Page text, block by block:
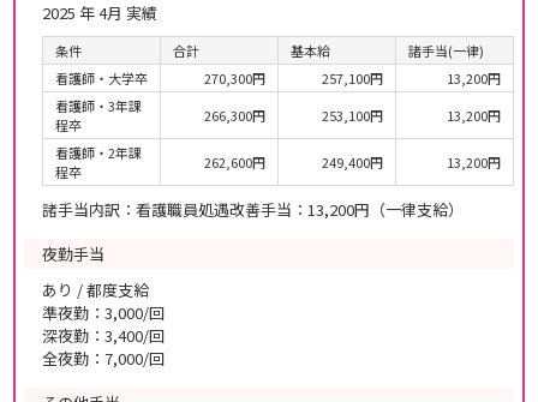
2025 年 4月 実績
条件 合計 基本給
諸手当(一律)
看護師・大学卒
270,300円 257,100円
13,200円
看護師・3年課
程卒
266,300円 253,100円
13,200円
看護師・2年課
程卒
262,600円 249,400円 13,200円
諸手当内訳：看護職員処遇改善手当：13,200円（一律支給）
夜勤手当
あり / 都度支給
準夜勤：3,000/回
深夜勤：3,400/回
全夜勤：7,000/回